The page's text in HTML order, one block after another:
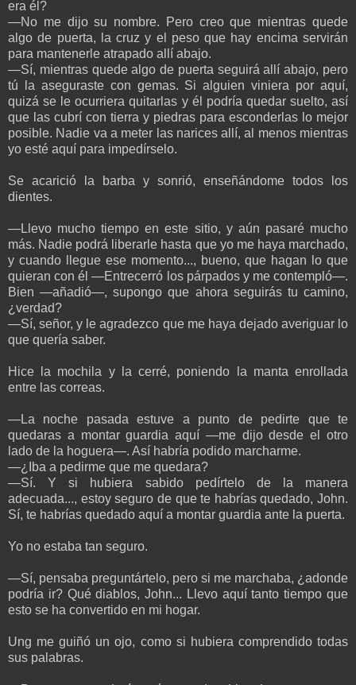
era él?
—No me dijo su nombre. Pero creo que mientras quede
algo de puerta, la cruz y el peso que hay encima servirán
para mantenerle atrapado allí abajo.
—Sí, mientras quede algo de puerta seguirá allí abajo, pero
tú la aseguraste con gemas. Si alguien viniera por aquí,
quizá se le ocurriera quitarlas y él podría quedar suelto, así
que las cubrí con tierra y piedras para esconderlas lo mejor
posible. Nadie va a meter las narices allí, al menos mientras
yo esté aquí para impedírselo.
Se acarició la barba y sonrió, enseñándome todos los
dientes.
—Llevo mucho tiempo en este sitio, y aún pasaré mucho
más. Nadie podrá liberarle hasta que yo me haya marchado,
y cuando llegue ese momento..., bueno, que hagan lo que
quieran con él —Entrecerró los párpados y me contempló—.
Bien —añadió—, supongo que ahora seguirás tu camino,
¿verdad?
—Sí, señor, y le agradezco que me haya dejado averiguar lo
que quería saber.
Hice la mochila y la cerré, poniendo la manta enrollada
entre las correas.
—La noche pasada estuve a punto de pedirte que te
quedaras a montar guardia aquí —me dijo desde el otro
lado de la hoguera—. Así habría podido marcharme.
—¿Iba a pedirme que me quedara?
—Sí. Y si hubiera sabido pedírtelo de la manera
adecuada..., estoy seguro de que te habrías quedado, John.
Sí, te habrías quedado aquí a montar guardia ante la puerta.
Yo no estaba tan seguro.
—Sí, pensaba preguntártelo, pero si me marchaba, ¿adonde
podría ir? Qué diablos, John... Llevo aquí tanto tiempo que
esto se ha convertido en mi hogar.
Ung me guiñó un ojo, como si hubiera comprendido todas
sus palabras.